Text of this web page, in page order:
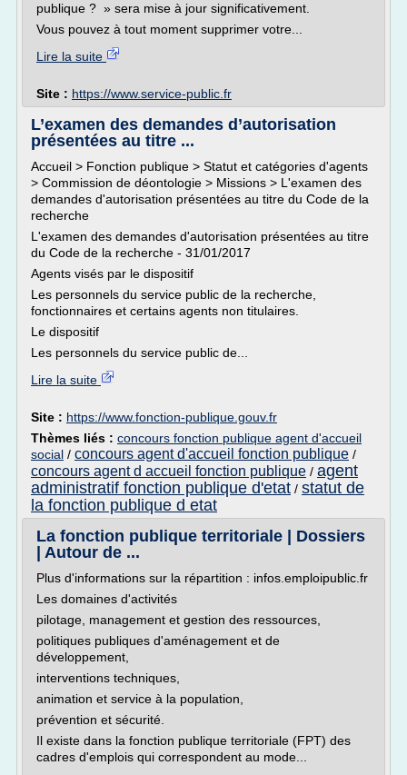
publique ? » sera mise à jour significativement.
Vous pouvez à tout moment supprimer votre...
Lire la suite
Site : https://www.service-public.fr
L’examen des demandes d’autorisation
présentées au titre ...
Accueil > Fonction publique > Statut et catégories d'agents
> Commission de déontologie > Missions > L'examen des
demandes d'autorisation présentées au titre du Code de la
recherche
L'examen des demandes d'autorisation présentées au titre
du Code de la recherche - 31/01/2017
Agents visés par le dispositif
Les personnels du service public de la recherche,
fonctionnaires et certains agents non titulaires.
Le dispositif
Les personnels du service public de...
Lire la suite
Site : https://www.fonction-publique.gouv.fr
Thèmes liés : concours fonction publique agent d'accueil
social / concours agent d'accueil fonction publique /
concours agent d accueil fonction publique / agent
administratif fonction publique d'etat / statut de
la fonction publique d etat
La fonction publique territoriale | Dossiers
| Autour de ...
Plus d'informations sur la répartition : infos.emploipublic.fr
Les domaines d'activités
pilotage, management et gestion des ressources,
politiques publiques d'aménagement et de
développement,
interventions techniques,
animation et service à la population,
prévention et sécurité.
Il existe dans la fonction publique territoriale (FPT) des
cadres d'emplois qui correspondent au mode...